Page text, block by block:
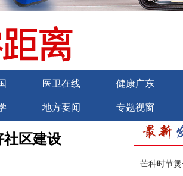
医卫在线 健康广东
地方要闻 专题视窗
社区建设
芒种时节